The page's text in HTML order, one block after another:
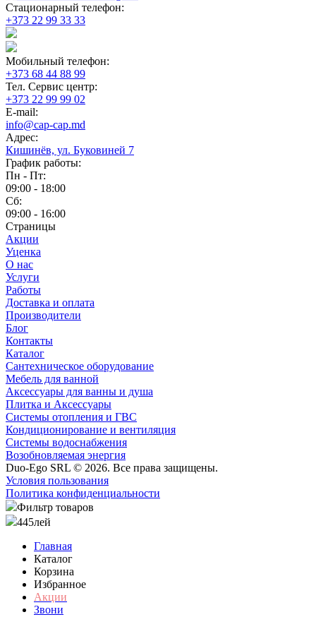
Стационарный телефон:
+373 22 99 33 33
Мобильный телефон:
+373 68 44 88 99
Тел. Сервис центр:
+373 22 99 99 02
E-mail:
info@cap-cap.md
Адрес:
Кишинёв, ул. Буковиней 7
График работы:
Пн - Пт:
09:00 - 18:00
Сб:
09:00 - 16:00
Страницы
Акции
Уценка
О нас
Услуги
Работы
Доставка и оплата
Производители
Блог
Контакты
Каталог
Сантехническое оборудование
Мебель для ванной
Аксессуары для ванны и душа
Плитка и Аксессуары
Системы отопления и ГВС
Кондиционирование и вентиляция
Системы водоснабжения
Возобновляемая энергия
Duo-Ego SRL © 2026. Все права защищены.
Условия пользования
Политика конфиденциальности
Фильтр товаров
445лей
Главная
Каталог
Корзина
Избранное
Акции
Звони